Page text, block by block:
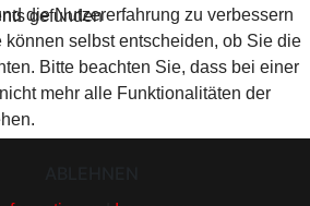
gefunden
die Nutzererfahrung zu verbessern
können selbst entscheiden, ob Sie die
Bitte beachten Sie, dass bei einer
mehr alle Funktionalitäten der